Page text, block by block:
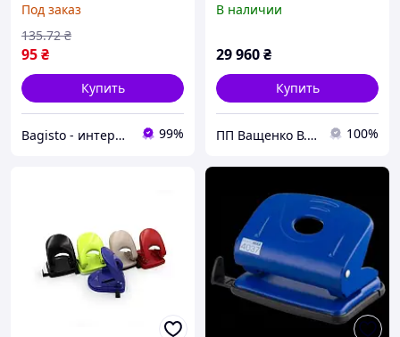
Под заказ
95₴
135.72 ₴
Купить
Bagisto - интернет магазин аксессуаров 99%
BIS
В наличии
29 960₴
Купить
ПП Ващенко В. Г. _"M&V - Metal & Ventilation"_ MV-TOOLS 100%